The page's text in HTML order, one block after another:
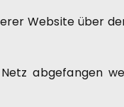
Website über
abgefangen